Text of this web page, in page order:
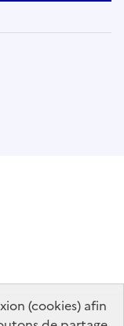
(cookies) afin
info.gouv.fr